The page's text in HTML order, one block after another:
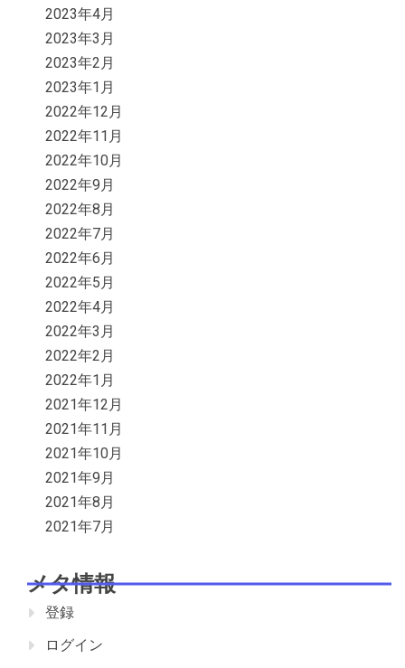
2023年4月
2023年3月
2023年2月
2023年1月
2022年12月
2022年11月
2022年10月
2022年9月
2022年8月
2022年7月
2022年6月
2022年5月
2022年4月
2022年3月
2022年2月
2022年1月
2021年12月
2021年11月
2021年10月
2021年9月
2021年8月
2021年7月
メタ情報
登録
ログイン